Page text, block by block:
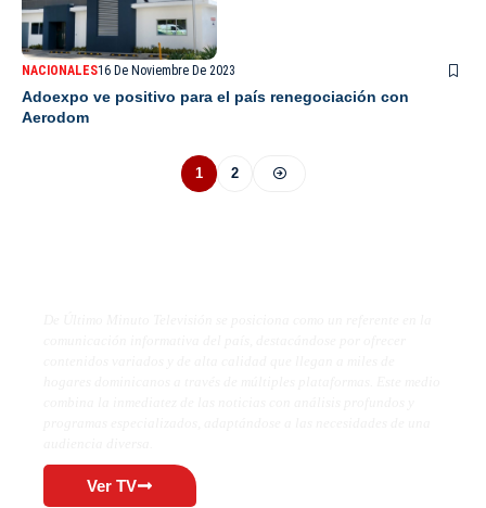
NACIONALES16 De Noviembre De 2023
Adoexpo ve positivo para el país renegociación con
Aerodom
1 2
Ver TV